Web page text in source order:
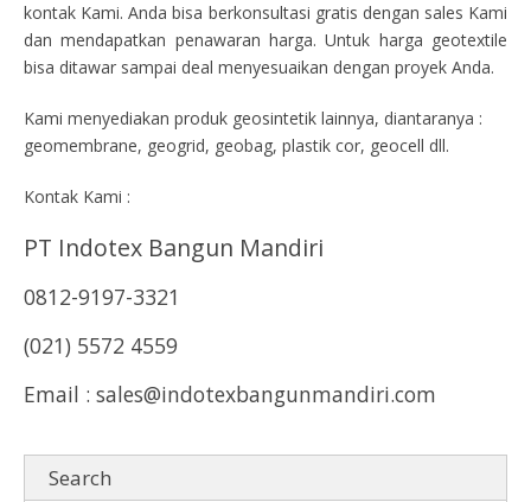
kontak Kami. Anda bisa berkonsultasi gratis dengan sales Kami
dan mendapatkan penawaran harga. Untuk harga geotextile
bisa ditawar sampai deal menyesuaikan dengan proyek Anda.
Kami menyediakan produk geosintetik lainnya, diantaranya :
geomembrane, geogrid, geobag, plastik cor, geocell dll.
Kontak Kami :
PT Indotex Bangun Mandiri
0812-9197-3321
(021) 5572 4559
Email : sales@indotexbangunmandiri.com
Search